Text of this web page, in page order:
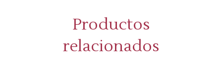
Productos
relacionados